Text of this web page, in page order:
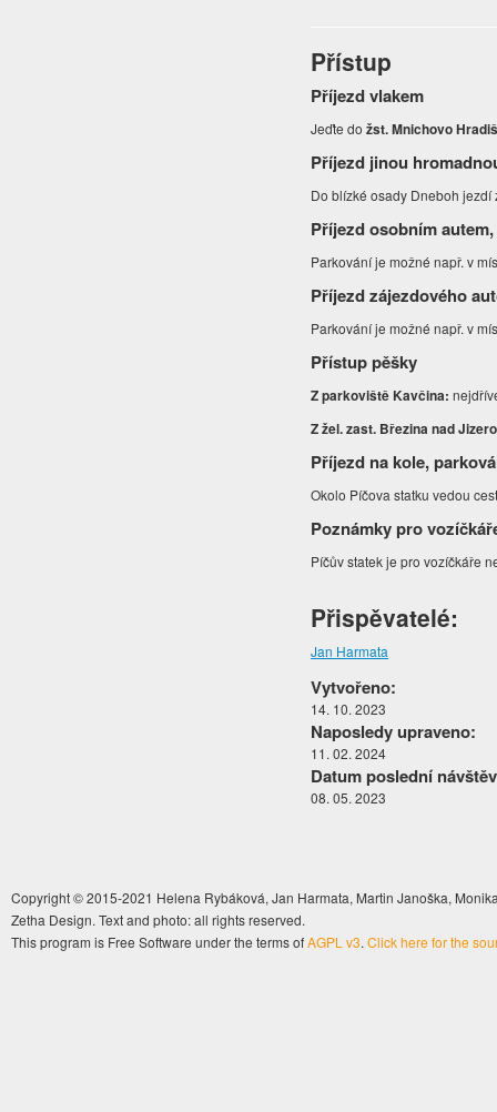
Přístup
Příjezd vlakem
Jeďte dožst. Mnichovo
Příjezd jinou
Do blízké osady Dneboh
Příjezd osobním
Parkování je možné např. v
Příjezd zájezdového
Parkování je možné např. v
Přístup pěšky
Z parkoviště Kavčina:
Z žel. zast. Březina nad
Příjezd na kole,
Okolo Píčova statku vedou
Poznámky pro
Píčův statek je pro vozíčkáře
Přispěvatelé:
Jan Harmata
Vytvořeno:
14. 10. 2023
Naposledy upraveno:
11. 02. 2024
Datum poslední
08. 05. 2023
Copyright © 2015-2021 Helena Rybáková, Jan Harmata, Martin Janoška,
Zetha Design. Text and photo: all rights reserved.
This program is Free Software under the terms ofAGPL v3. Click here for the